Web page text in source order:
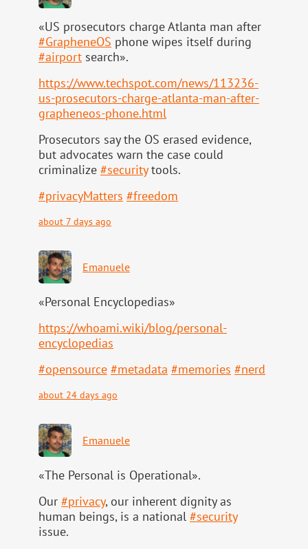
«US prosecutors charge Atlanta man after
#GrapheneOS phone wipes itself during
#airport search».
https://www.techspot.com/news/113236-
us-prosecutors-charge-atlanta-man-after-
grapheneos-phone.html
Prosecutors say the OS erased evidence,
but advocates warn the case could
criminalize #securitytools.
#privacyMatters #freedom
about 7 days ago
Emanuele
«Personal Encyclopedias»
https://whoami.wiki/blog/personal-
encyclopedias
#opensource #metadata #memories #nerd
about 24 days ago
Emanuele
«The Personal is Operational».
Our #privacy, our inherent dignity as
human beings, is a national #security
issue.